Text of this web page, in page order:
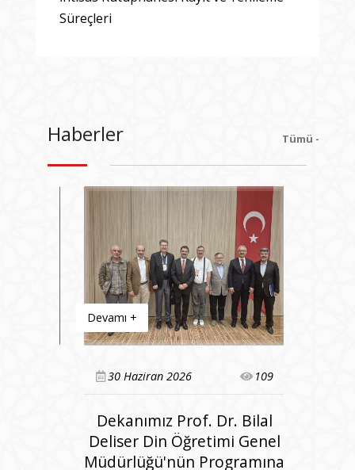
Süreçleri
Haberler Tümü -
Devamı +
30 Haziran 2026 109
Dekanımız Prof. Dr. Bilal
Deliser Din Öğretimi Genel
Müdürlüğü'nün Programına